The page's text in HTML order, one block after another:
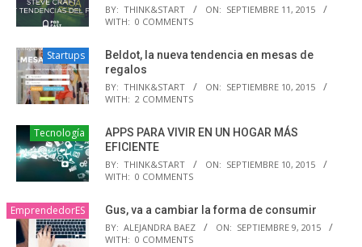
BY: THINK&START ON: SEPTIEMBRE 11, 2015
WITH: 0 COMMENTS
Startups
Beldot, la nueva tendencia en mesas de
regalos
BY: THINK&START ON: SEPTIEMBRE 10, 2015
WITH: 2 COMMENTS
Tecnología
APPS PARA VIVIR EN UN HOGAR MÁS
EFICIENTE
BY: THINK&START ON: SEPTIEMBRE 10, 2015
WITH: 0 COMMENTS
EmprendedorES Gus, va a cambiar la forma de consumir
BY: ALEJANDRA BAEZ ON: SEPTIEMBRE 9, 2015
WITH: 0 COMMENTS